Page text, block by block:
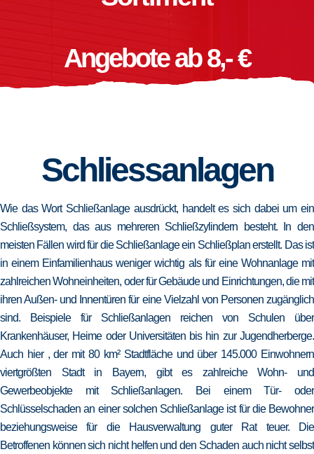
Angebote ab 8,- €
Schliessanlagen
Wie das Wort Schließanlage ausdrückt, handelt es sich dabei um ein
Schließsystem, das aus mehreren Schließzylindern besteht. In den
meisten Fällen wird für die Schließanlage ein Schließplan erstellt. Das ist
in einem Einfamilienhaus weniger wichtig als für eine Wohnanlage mit
zahlreichen Wohneinheiten, oder für Gebäude und Einrichtungen, die mit
ihren Außen- und Innentüren für eine Vielzahl von Personen zugänglich
sind. Beispiele für Schließanlagen reichen von Schulen über
Krankenhäuser, Heime oder Universitäten bis hin zur Jugendherberge.
Auch hier , der mit 80 km² Stadtfläche und über 145.000 Einwohnern
viertgrößten Stadt in Bayern, gibt es zahlreiche Wohn- und
Gewerbeobjekte mit Schließanlagen. Bei einem Tür- oder
Schlüsselschaden an einer solchen Schließanlage ist für die Bewohner
beziehungsweise für die Hausverwaltung guter Rat teuer. Die
Betroffenen können sich nicht helfen und den Schaden auch nicht selbst